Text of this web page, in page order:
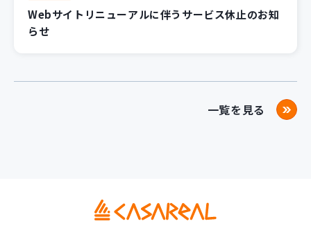
Webサイトリニューアルに伴うサービス休止のお知
らせ
一覧を見る